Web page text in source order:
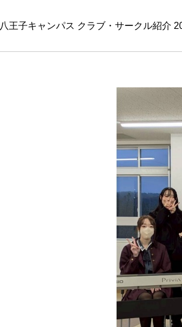
八王子キャンパス クラブ・サークル紹介